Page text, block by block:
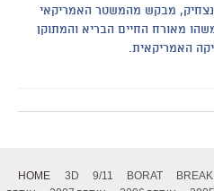
לנצחיק, מבקש מהמשטר האמריקאי
מאורח החיים הבריא והמתוקן
האמריקאית.
HOME 3D 9/11 BORAT